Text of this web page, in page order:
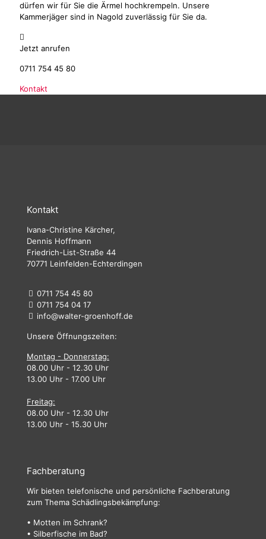
dürfen wir für Sie die Ärmel hochkrempeln. Unsere
Kammerjäger sind in Nagold zuverlässig für Sie da.
Jetzt anrufen
0711 754 45 80
Kontakt
Kontakt
Ivana-Christine Kärcher,
Dennis Hoffmann
Friedrich-List-Straße 44
70771 Leinfelden-Echterdingen
0711 754 45 80
0711 754 04 17
info@walter-groenhoff.de
Unsere Öffnungszeiten:
Montag - Donnerstag:
08.00 Uhr - 12.30 Uhr
13.00 Uhr - 17.00 Uhr
Freitag:
08.00 Uhr - 12.30 Uhr
13.00 Uhr - 15.30 Uhr
Fachberatung
Wir bieten telefonische und persönliche Fachberatung
zum Thema Schädlingsbekämpfung:
• Motten im Schrank?
• Silberfische im Bad?